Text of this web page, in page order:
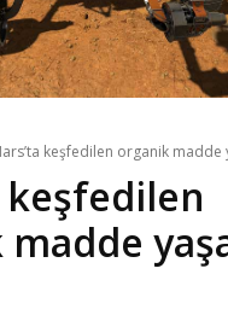
keşfedilen organik
keşfedilen